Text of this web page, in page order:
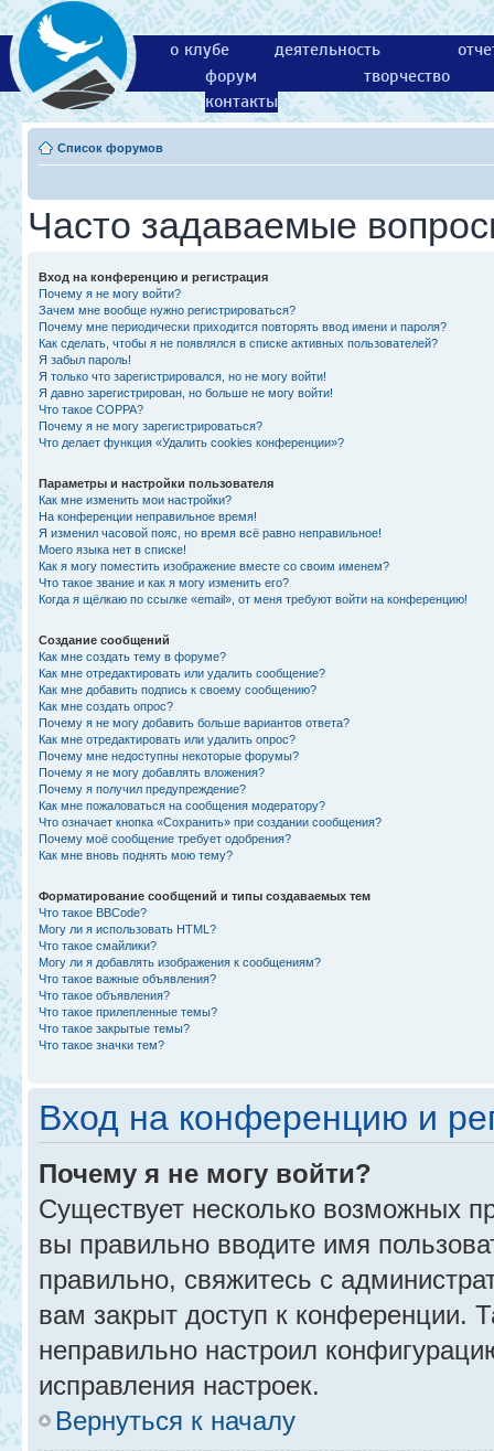
о клубе деятельность
форум
творчество
контакты
Список форумов
Часто задаваемые
Вход на конференцию и регистрация
Почему я не могу войти?
Зачем мне вообще нужно регистрироваться?
Почему мне периодически приходится повторять ввод имени и пароля?
Как сделать, чтобы я не появлялся в списке активных пользователей?
Я забыл пароль!
Я только что зарегистрировался, но не могу войти!
Я давно зарегистрирован, но больше не могу войти!
Что такое COPPA?
Почему я не могу зарегистрироваться?
Что делает функция «Удалить cookies конференции»?
Параметры и настройки пользователя
Как мне изменить мои настройки?
На конференции неправильное время!
Я изменил часовой пояс, но время всё равно неправильное!
Моего языка нет в списке!
Как я могу поместить изображение вместе со своим именем?
Что такое звание и как я могу изменить его?
Когда я щёлкаю по ссылке «email», от меня требуют войти на конференцию!
Создание сообщений
Как мне создать тему в форуме?
Как мне отредактировать или удалить сообщение?
Как мне добавить подпись к своему сообщению?
Как мне создать опрос?
Почему я не могу добавить больше вариантов ответа?
Как мне отредактировать или удалить опрос?
Почему мне недоступны некоторые форумы?
Почему я не могу добавлять вложения?
Почему я получил предупреждение?
Как мне пожаловаться на сообщения модератору?
Что означает кнопка «Сохранить» при создании сообщения?
Почему моё сообщение требует одобрения?
Как мне вновь поднять мою тему?
Форматирование сообщений и типы создаваемых тем
Что такое BBCode?
Могу ли я использовать HTML?
Что такое смайлики?
Могу ли я добавлять изображения к сообщениям?
Что такое важные объявления?
Что такое объявления?
Что такое прилепленные темы?
Что такое закрытые темы?
Что такое значки тем?
Вход на конференцию и
Почему я не могу войти?
Существует несколько возможных
вы правильно вводите имя
правильно, свяжитесь с
вам закрыт доступ к конференции.
неправильно настроил
исправления настроек.
Вернуться к началу